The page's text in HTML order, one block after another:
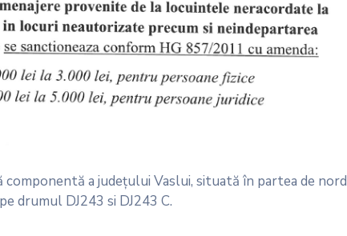
componentă a judeţului Vaslui, situată în partea de
drumul DJ243 si DJ243 C.